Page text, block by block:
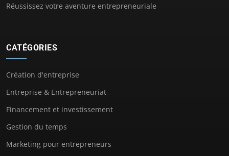
Réussissez votre aventure entrepreneuriale
CATÉGORIES
Création d'entreprise
Entreprise & Entrepreneuriat
Financement et investissement
Gestion du temps
Marketing pour entrepreneurs